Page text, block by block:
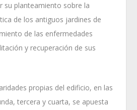
su planteamiento sobre la
de los antiguos jardines de
de las enfermedades
y recuperación de sus
propias del edificio, en las
tercera y cuarta, se apuesta